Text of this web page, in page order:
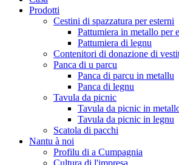
Prodotti
Cestini di spazzatura per esterni
Pattumiera in metallo per
Pattumiera di legnu
Contenitori di donazione di
Panca di u parcu
Panca di parcu in metallu
Panca di legnu
Tavula da picnic
Tavula da picnic in
Tavula da picnic in legnu
Scatola di pacchi
Nantu à noi
Profilu di a Cumpagnia
Cultura di l'impresa